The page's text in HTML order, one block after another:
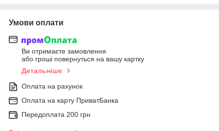
Умови оплати
Ви отримаєте замовлення
або гроші повернуться на вашу картку
Детальніше
Оплата на рахунок
Оплата на карту ПриватБанка
Передоплата 200 грн